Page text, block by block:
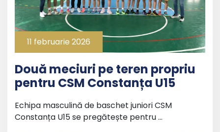
11 februarie 2026
Două meciuri pe teren propriu
pentru CSM Constanța U15
Echipa masculină de baschet juniori CSM
Constanța U15 se pregătește pentru …